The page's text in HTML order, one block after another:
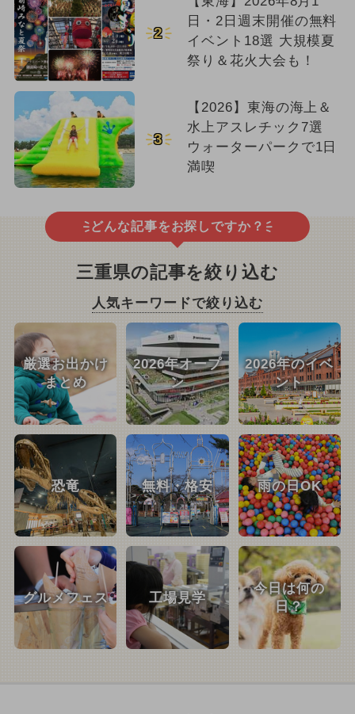
2
日・2日週末開催の無料
イベント18選 大規模夏
祭り＆花火大会も！
3
【2026】東海の海上＆
水上アスレチック7選
ウォーターパークで1日
満喫
どんな記事をお探しですか？
三重県の記事を絞り込む
人気キーワードで絞り込む
厳選お出かけ
まとめ
2026年オープ
ン
2026年のイベ
ント
恐竜 無料・格安 雨の日OK
グルメフェス 工場見学
今日は何の
日？